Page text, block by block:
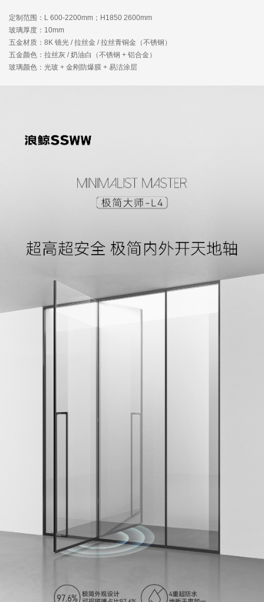
定制范围：L 600-2200mm；H1850 2600mm
玻璃厚度：10mm
五金材质：8K 镜光 / 拉丝金 / 拉丝青铜金（不锈钢）
五金颜色：拉丝灰 / 奶油白（不锈钢 + 铝合金）
玻璃颜色：光玻 + 金刚防爆膜 + 易洁涂层